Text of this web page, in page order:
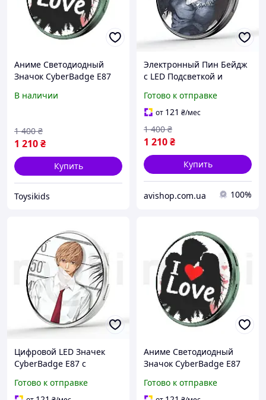
Аниме Светодиодный
Значок CyberBadge E87
Сенсорным HD Дисплеем
Электронный Пин
В наличии
1 210₴
1 400 ₴
Купить
Toysikids
Электронный Пин Бейдж
с LED Подсветкой и
CyberBadge E87 Черный
Миниатюрный Аниме
Значок с Дисплеем и
Bluetooth,
Готово к отправке
от 121 ₴/мес
1 210₴
1 400 ₴
Купить
avishop.com.ua 100%
Цифровой LED Значек
CyberBadge E87 с
Приложением и Bluetooth
Готово к отправке
Аниме Светодиодный
Значок CyberBadge E87
Сенсорным HD Дисплеем
Готово к отправке